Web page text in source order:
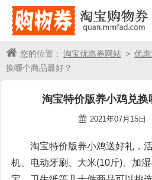
您的位置： 淘宝优惠券网站 > 优
换哪个商品最好？
淘宝特价版养小鸡兑换
2021年07月15日
淘宝特价版养小鸡送好礼，
机、电动牙刷、大米(10斤)、加